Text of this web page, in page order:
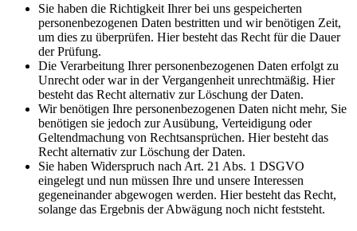
Sie haben die Richtigkeit Ihrer bei uns gespeicherten
personenbezogenen Daten bestritten und wir benötigen Zeit,
um dies zu überprüfen. Hier besteht das Recht für die Dauer
der Prüfung.
Die Verarbeitung Ihrer personenbezogenen Daten erfolgt zu
Unrecht oder war in der Vergangenheit unrechtmäßig. Hier
besteht das Recht alternativ zur Löschung der Daten.
Wir benötigen Ihre personenbezogenen Daten nicht mehr, Sie
benötigen sie jedoch zur Ausübung, Verteidigung oder
Geltendmachung von Rechtsansprüchen. Hier besteht das
Recht alternativ zur Löschung der Daten.
Sie haben Widerspruch nach Art. 21 Abs. 1 DSGVO
eingelegt und nun müssen Ihre und unsere Interessen
gegeneinander abgewogen werden. Hier besteht das Recht,
solange das Ergebnis der Abwägung noch nicht feststeht.